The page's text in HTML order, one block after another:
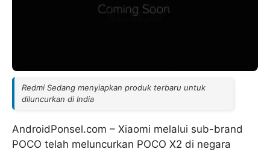
Redmi Sedang menyiapkan produk terbaru untuk
diluncurkan di India
AndroidPonsel.com – Xiaomi melalui sub-brand
POCO telah meluncurkan POCO X2 di negara